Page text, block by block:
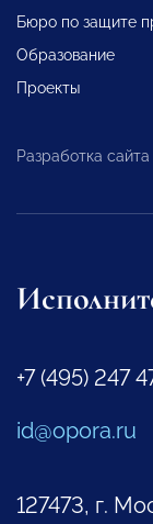
Бюро по защите
Образование
Проекты
Разработка
+7 (495) 247
id@opora.ru
127473, г.